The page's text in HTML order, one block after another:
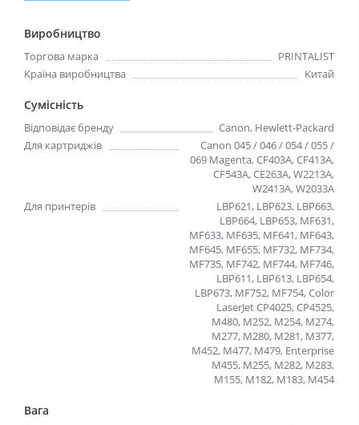
Виробництво
Торгова марка
PRINTALIST
Країна виробництва
Китай
Сумісність
Відповідає бренду
Canon, Hewlett-Packard
Для картриджів
Canon 045 / 046 / 054 / 055 /
069 Magenta, CF403A, CF413A,
CF543A, CE263A, W2213A,
W2413A, W2033A
Для принтерів
LBP621, LBP623, LBP663,
LBP664, LBP653, MF631,
MF633, MF635, MF641, MF643,
MF645, MF655, MF732, MF734,
MF735, MF742, MF744, MF746,
LBP611, LBP613, LBP654,
LBP673, MF752, MF754, Color
LaserJet CP4025, CP4525,
M480, M252, M254, M274,
M277, M280, M281, M377,
M452, M477, M479, Enterprise
M455, M255, M282, M283,
M155, M182, M183, M454
Вага